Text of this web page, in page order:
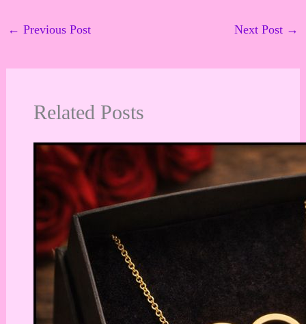
← Previous Post Next Post →
Related Posts